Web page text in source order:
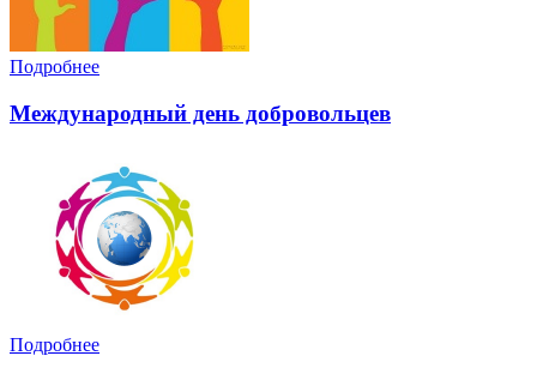
Подробнее
Международный день добровольцев
Подробнее